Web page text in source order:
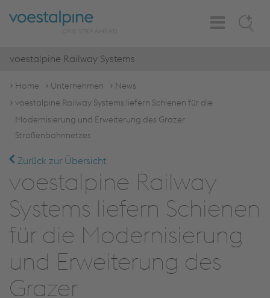
Search
Toggle
Navigation
voestalpine Railway Systems
Home Unternehmen
News
voestalpine Railway Systems liefern Schienen für die
Modernisierung und Erweiterung des Grazer
Straßenbahnnetzes
Zurück zur Übersicht
voestalpine Railway
Systems liefern Schienen
für die Modernisierung
und Erweiterung des
Grazer